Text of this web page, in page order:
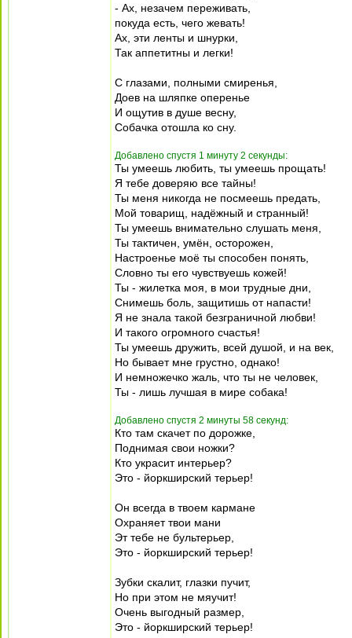
- Ах, незачем переживать,
покуда есть, чего жевать!
Ах, эти ленты и шнурки,
Так аппетитны и легки!
С глазами, полными смиренья,
Доев на шляпке оперенье
И ощутив в душе весну,
Собачка отошла ко сну.
Добавлено спустя 1 минуту 2 секунды:
Ты умеешь любить, ты умеешь прощать!
Я тебе доверяю все тайны!
Ты меня никогда не посмеешь предать,
Мой товарищ, надёжный и странный!
Ты умеешь внимательно слушать меня,
Ты тактичен, умён, осторожен,
Настроенье моё ты способен понять,
Словно ты его чувствуешь кожей!
Ты - жилетка моя, в мои трудные дни,
Снимешь боль, защитишь от напасти!
Я не знала такой безграничной любви!
И такого огромного счастья!
Ты умеешь дружить, всей душой, и на век,
Но бывает мне грустно, однако!
И немножечко жаль, что ты не человек,
Ты - лишь лучшая в мире собака!
Добавлено спустя 2 минуты 58 секунд:
Кто там скачет по дорожке,
Поднимая свои ножки?
Кто украсит интерьер?
Это - йоркширский терьер!
Он всегда в твоем кармане
Охраняет твои мани
Эт тебе не бультерьер,
Это - йоркширский терьер!
Зубки скалит, глазки пучит,
Но при этом не мяучит!
Очень выгодный размер,
Это - йоркширский терьер!